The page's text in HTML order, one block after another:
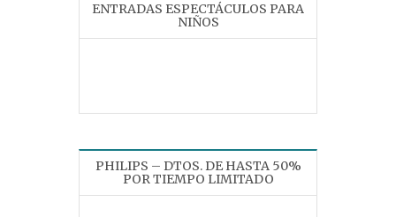
ENTRADAS ESPECTÁCULOS PARA
NIÑOS
PHILIPS – DTOS. DE HASTA 50%
POR TIEMPO LIMITADO